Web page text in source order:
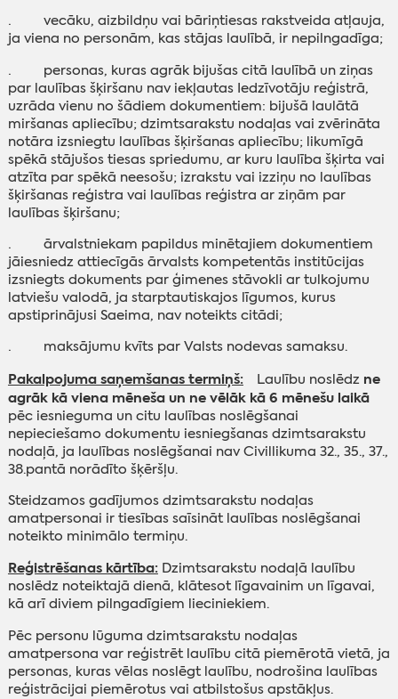
· vecāku, aizbildņu vai bāriņtiesas rakstveida atļauja,
ja viena no personām, kas stājas laulībā, ir nepilngadīga;
· personas, kuras agrāk bijušas citā laulībā un ziņas
par laulības šķiršanu nav iekļautas Iedzīvotāju reģistrā,
uzrāda vienu no šādiem dokumentiem: bijušā laulātā
miršanas apliecību; dzimtsarakstu nodaļas vai zvērināta
notāra izsniegtu laulības šķiršanas apliecību; likumīgā
spēkā stājušos tiesas spriedumu, ar kuru laulība šķirta vai
atzīta par spēkā neesošu; izrakstu vai izziņu no laulības
šķiršanas reģistra vai laulības reģistra ar ziņām par
laulības šķiršanu;
· ārvalstniekam papildus minētajiem dokumentiem
jāiesniedz attiecīgās ārvalsts kompetentās institūcijas
izsniegts dokuments par ģimenes stāvokli ar tulkojumu
latviešu valodā, ja starptautiskajos līgumos, kurus
apstiprinājusi Saeima, nav noteikts citādi;
· maksājumu kvīts par Valsts nodevas samaksu.
Pakalpojuma saņemšanas termiņš:Laulību noslēdz ne
agrāk kā viena mēneša un ne vēlāk kā 6 mēnešu laikā
pēc iesnieguma un citu laulības noslēgšanai
nepieciešamo dokumentu iesniegšanas dzimtsarakstu
nodaļā, ja laulības noslēgšanai nav Civillikuma 32., 35., 37.,
38.pantā norādīto šķēršļu.
Steidzamos gadījumos dzimtsarakstu nodaļas
amatpersonai ir tiesības saīsināt laulības noslēgšanai
noteikto minimālo termiņu.
Reģistrēšanas kārtība: Dzimtsarakstu nodaļā laulību
noslēdz noteiktajā dienā, klātesot līgavainim un līgavai,
kā arī diviem pilngadīgiem lieciniekiem.
Pēc personu lūguma dzimtsarakstu nodaļas
amatpersona var reģistrēt laulību citā piemērotā vietā, ja
personas, kuras vēlas noslēgt laulību, nodrošina laulības
reģistrācijai piemērotus vai atbilstošus apstākļus.